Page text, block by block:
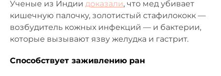
Ученые из Индии доказали, что мед убивает
кишечную палочку, золотистый стафилококк —
возбудитель кожных инфекций — и бактерии,
которые вызывают язву желудка и гастрит.
Способствует заживлению ран